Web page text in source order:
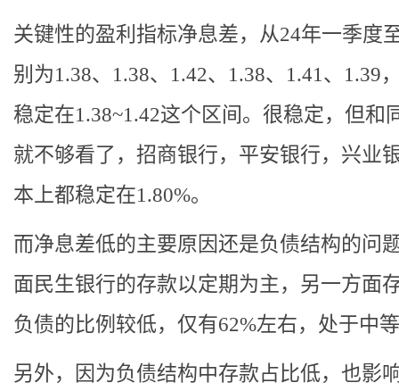
关键性的盈利指标净息差，从24年一季度
别为1.38、1.38、1.42、1.38、1.41、1.39
稳定在1.38~1.42这个区间。很稳定，但和
就不够看了，招商银行，平安银行，兴业
本上都稳定在1.80%。
而净息差低的主要原因还是负债结构的问
面民生银行的存款以定期为主，另一方面
负债的比例较低，仅有62%左右，处于中
另外，因为负债结构中存款占比低，也影